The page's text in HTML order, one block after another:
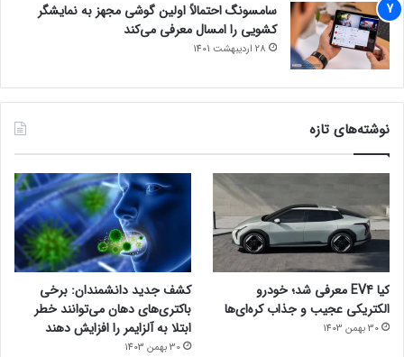
سامسونگ احتمالاً اولین گوشی مجهز به نمایشگر
کشویی را امسال معرفی می‌کند
28 اردیبهشت 1401
نوشته‌های تازه
کیا EV4 معرفی شد؛ خودرو
الکتریکی عجیب و جذاب کره‌ای‌ها
30 بهمن 1403
کشف جدید دانشمندان: برخی
باکتری‌های دهان می‌توانند خطر
ابتلا به آلزایمر را افزایش دهند
30 بهمن 1403